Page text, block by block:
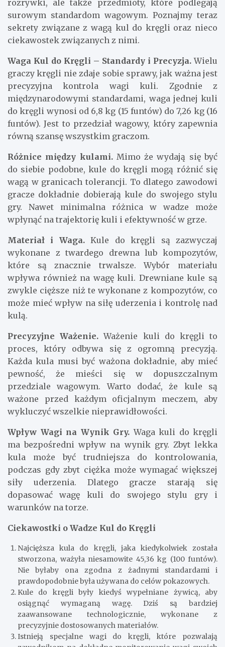
rozrywki, ale także przedmioty, które podlegają
surowym standardom wagowym. Poznajmy teraz
sekrety związane z wagą kul do kręgli oraz nieco
ciekawostek związanych z nimi.
Waga Kul do Kręgli – Standardy i Precyzja.Wielu
graczy kręgli nie zdaje sobie sprawy, jak ważna jest
precyzyjna kontrola wagi kuli. Zgodnie z
międzynarodowymi standardami, waga jednej kuli
do kręgli wynosi od 6,8 kg (15 funtów) do 7,26 kg (16
funtów). Jest to przedział wagowy, który zapewnia
równą szansę wszystkim graczom.
Różnice między kulami. Mimo że wydają się być
do siebie podobne, kule do kręgli mogą różnić się
wagą w granicach tolerancji. To dlatego zawodowi
gracze dokładnie dobierają kule do swojego stylu
gry. Nawet minimalna różnica w wadze może
wpłynąć na trajektorię kuli i efektywność w grze.
Materiał i Waga.Kule do kręgli są zazwyczaj
wykonane z twardego drewna lub kompozytów,
które są znacznie trwalsze. Wybór materiału
wpływa również na wagę kuli. Drewniane kule są
zwykle cięższe niż te wykonane z kompozytów, co
może mieć wpływ na siłę uderzenia i kontrolę nad
kulą.
Precyzyjne Ważenie.Ważenie kuli do kręgli to
proces, który odbywa się z ogromną precyzją.
Każda kula musi być ważona dokładnie, aby mieć
pewność, że mieści się w dopuszczalnym
przedziale wagowym. Warto dodać, że kule są
ważone przed każdym oficjalnym meczem, aby
wykluczyć wszelkie nieprawidłowości.
Wpływ Wagi na Wynik Gry.Waga kuli do kręgli
ma bezpośredni wpływ na wynik gry. Zbyt lekka
kula może być trudniejsza do kontrolowania,
podczas gdy zbyt ciężka może wymagać większej
siły uderzenia. Dlatego gracze starają się
dopasować wagę kuli do swojego stylu gry i
warunków na torze.
Ciekawostki o Wadze Kul do Kręgli
Najcięższa kula do kręgli, jaka kiedykolwiek została
stworzona, ważyła niesamowite 45,36 kg (100 funtów).
Nie byłaby ona zgodna z żadnymi standardami i
prawdopodobnie była używana do celów pokazowych.
Kule do kręgli były kiedyś wypełniane żywicą, aby
osiągnąć wymaganą wagę. Dziś są bardziej
zaawansowane technologicznie, wykonane z
precyzyjnie dostosowanych materiałów.
Istnieją specjalne wagi do kręgli, które pozwalają